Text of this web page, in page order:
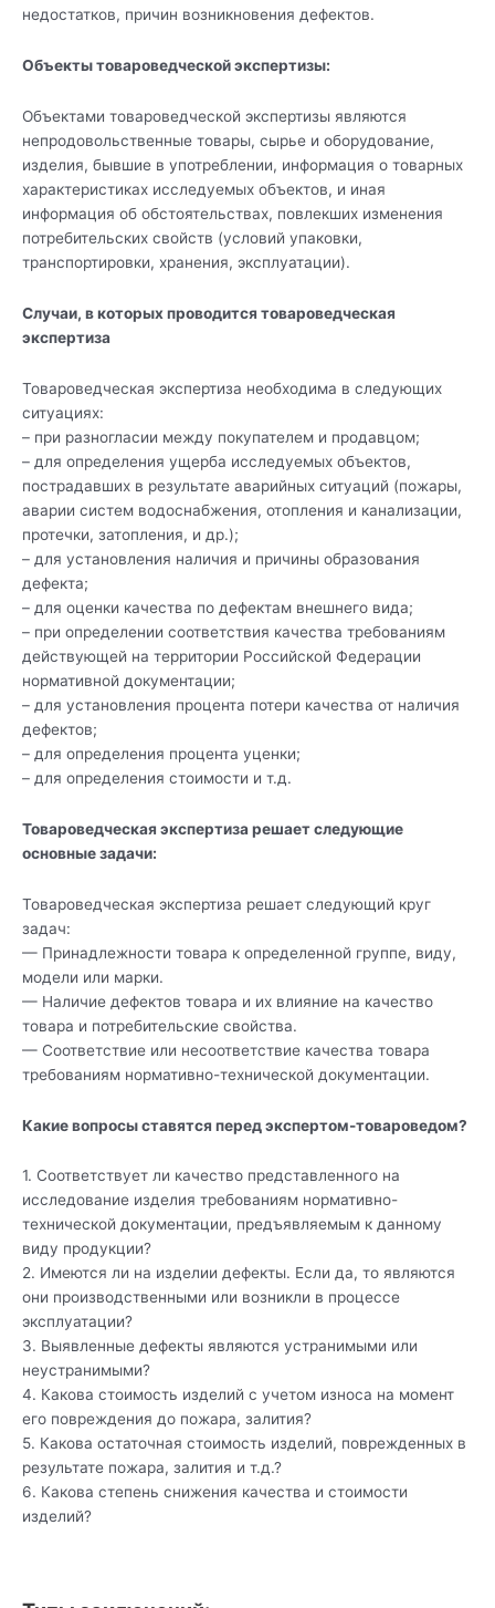
недостатков, причин возникновения дефектов.
Объекты товароведческой экспертизы:
Объектами товароведческой экспертизы являются
непродовольственные товары, сырье и оборудование,
изделия, бывшие в употреблении, информация о товарных
характеристиках исследуемых объектов, и иная
информация об обстоятельствах, повлекших изменения
потребительских свойств (условий упаковки,
транспортировки, хранения, эксплуатации).
Случаи, в которых проводится товароведческая
экспертиза
Товароведческая экспертиза необходима в следующих
ситуациях:
– при разногласии между покупателем и продавцом;
– для определения ущерба исследуемых объектов,
пострадавших в результате аварийных ситуаций (пожары,
аварии систем водоснабжения, отопления и канализации,
протечки, затопления, и др.);
– для установления наличия и причины образования
дефекта;
– для оценки качества по дефектам внешнего вида;
– при определении соответствия качества требованиям
действующей на территории Российской Федерации
нормативной документации;
– для установления процента потери качества от наличия
дефектов;
– для определения процента уценки;
– для определения стоимости и т.д.
Товароведческая экспертиза решает следующие
основные задачи:
Товароведческая экспертиза решает следующий круг
задач:
— Принадлежности товара к определенной группе, виду,
модели или марки.
— Наличие дефектов товара и их влияние на качество
товара и потребительские свойства.
— Соответствие или несоответствие качества товара
требованиям нормативно-технической документации.
Какие вопросы ставятся перед экспертом-товароведом?
1. Соответствует ли качество представленного на
исследование изделия требованиям нормативно-
технической документации, предъявляемым к данному
виду продукции?
2. Имеются ли на изделии дефекты. Если да, то являются
они производственными или возникли в процессе
эксплуатации?
3. Выявленные дефекты являются устранимыми или
неустранимыми?
4. Какова стоимость изделий с учетом износа на момент
его повреждения до пожара, залития?
5. Какова остаточная стоимость изделий, поврежденных в
результате пожара, залития и т.д.?
6. Какова степень снижения качества и стоимости
изделий?